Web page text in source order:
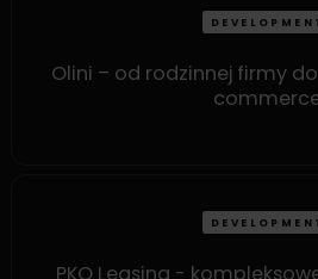
Olini – od rodzinnej firmy